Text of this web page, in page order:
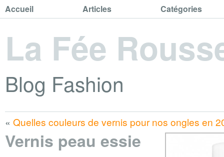
Accueil Articles Catégories
La Fée
Blog Fashion
« Quelles couleurs de vernis pour nos ongles en
Vernis peau essie